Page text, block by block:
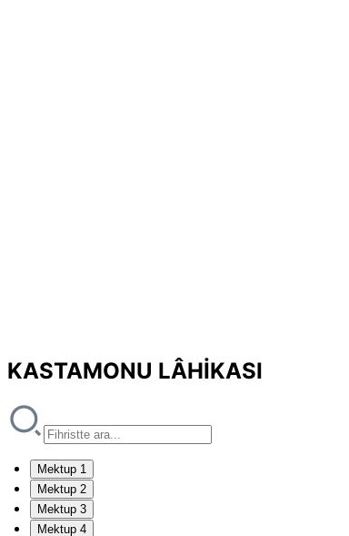
KASTAMONU LÂHİKASI
Mektup 1
Mektup 2
Mektup 3
Mektup 4